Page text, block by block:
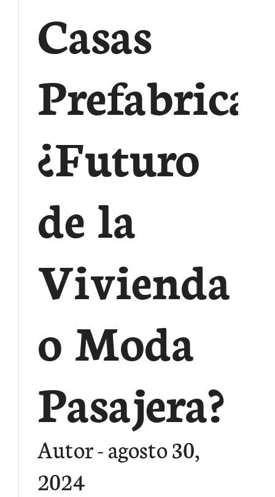
Casas
¿Futuro
de la
Vivienda
o Moda
Pasajera?
Autor agosto 30,
2024